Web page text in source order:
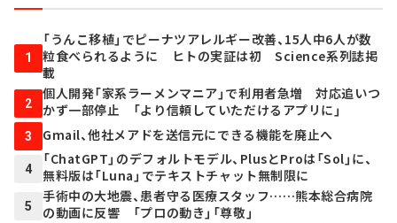
1
「うんこ移植」でピーナツアレルギー改善、15人中6人が数
粒食べられるように ヒトの実証は初 Science系列誌掲
載
2
個人開発「家系ラーメンマニア」で利用者急増 対応追いつ
かず一部停止 「より信頼していただけるアプリに」
3 Gmail、他社メアドを送信元にできる機能を廃止へ
4
「ChatGPT」のデフォルトモデル、PlusとProは「Sol」に、
無料版は「Luna」でテキストチャット無制限に
5
手術中の大地震、患者守る医療スタッフ……熊本総合病院
の動画に反響 「プロの動き」「尊敬」